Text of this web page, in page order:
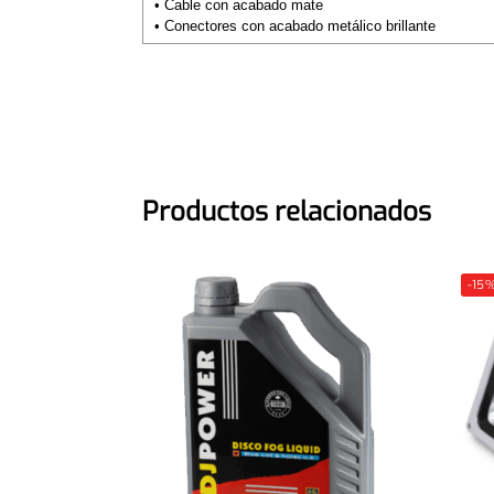
• Cable con acabado mate
• Conectores con acabado metálico brillante
Productos relacionados
-